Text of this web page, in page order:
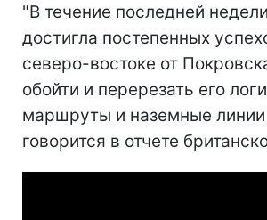
"В течение последней
достигла постепенных
северо-востоке от
обойти и перерезать его
маршруты и наземные линии
говорится в отчете